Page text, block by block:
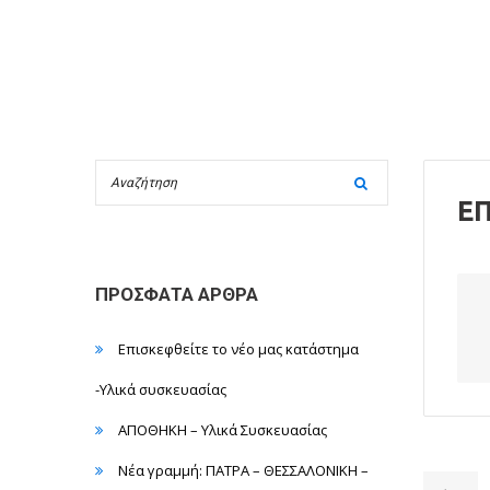
ΠΡΌΣΦΑΤΑ ΆΡΘΡΑ
Επισκεφθείτε το νέο μας κατάστημα
-Υλικά συσκευασίας
ΑΠΟΘΗΚΗ – Υλικά Συσκευασίας
Νέα γραμμή: ΠΑΤΡΑ – ΘΕΣΣΑΛΟΝΙΚΗ –